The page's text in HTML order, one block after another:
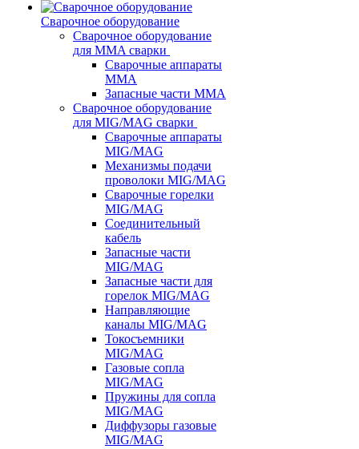
Сварочное оборудование
Сварочное оборудование
для MMA сварки
Сварочные аппараты
MMA
Запасные части MMA
Сварочное оборудование
для MIG/MAG сварки
Сварочные аппараты
MIG/MAG
Механизмы подачи
проволоки MIG/MAG
Сварочные горелки
MIG/MAG
Соединительный
кабель
Запасные части
MIG/MAG
Запасные части для
горелок MIG/MAG
Направляющие
каналы MIG/MAG
Токосъемники
MIG/MAG
Газовые сопла
MIG/MAG
Пружины для сопла
MIG/MAG
Диффузоры газовые
MIG/MAG